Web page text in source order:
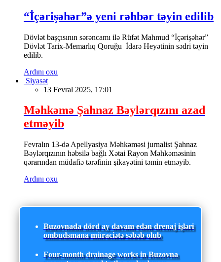
“İçərişəhər”ə yeni rəhbər təyin edilib
Dövlət başçısının sərəncamı ilə Rüfət Mahmud “İçərişəhər”
Dövlət Tarix-Memarlıq Qoruğu İdarə Heyətinin sədri təyin
edilib.
Ardını oxu
Siyasət
13 Fevral 2025, 17:01
Məhkəmə Şahnaz Bəylərqızını azad
etməyib
Fevralın 13-də Apellyasiya Məhkəməsi jurnalist Şahnaz
Bəylərqızının həbsilə bağlı Xətai Rayon Məhkəməsinin
qərarından müdafiə tərəfinin şikayətini təmin etməyib.
Ardını oxu
Buzovnada dörd ay davam edən drenaj işləri
ombudsmana müraciətə səbəb olub
Four-month drainage works in Buzovna